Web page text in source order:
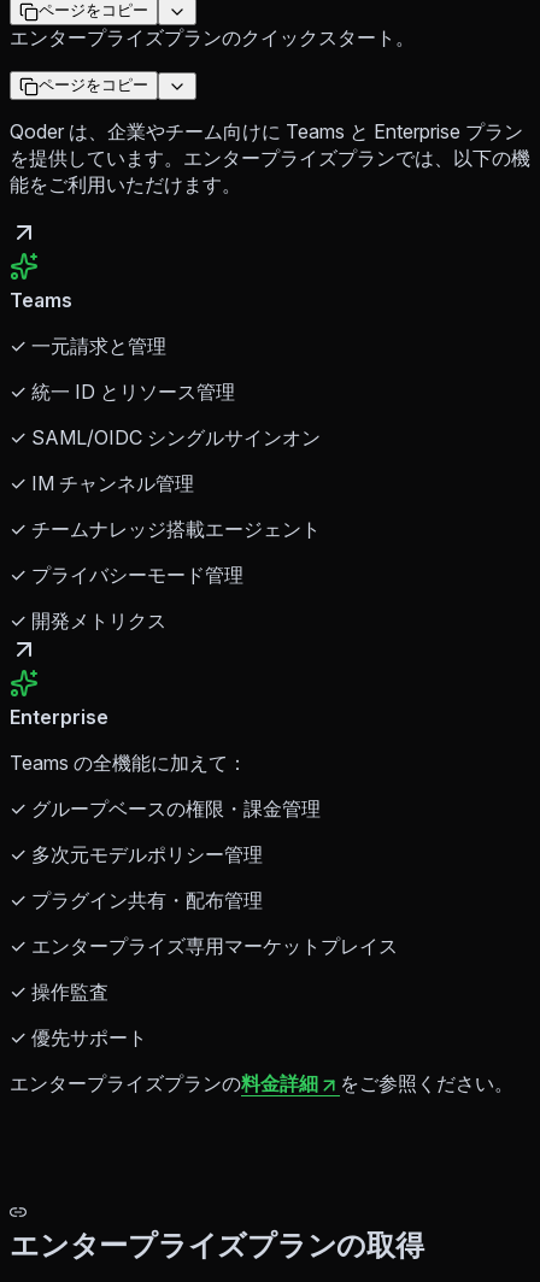
ページをコピー
エンタープライズプランのクイックスタート。
ページをコピー
Qoder は、企業やチーム向けに Teams と Enterprise プラン
を提供しています。エンタープライズプランでは、以下の機
能をご利用いただけます。
Teams
✓ 一元請求と管理
✓ 統一 ID とリソース管理
✓ SAML/OIDC シングルサインオン
✓ IM チャンネル管理
✓ チームナレッジ搭載エージェント
✓ プライバシーモード管理
✓ 開発メトリクス
Enterprise
Teams の全機能に加えて：
✓ グループベースの権限・課金管理
✓ 多次元モデルポリシー管理
✓ プラグイン共有・配布管理
✓ エンタープライズ専用マーケットプレイス
✓ 操作監査
✓ 優先サポート
エンタープライズプランの料金詳細 をご参照ください。
エンタープライズプランの取得